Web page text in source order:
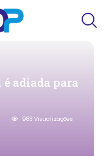
adiada para
983 Visualizações